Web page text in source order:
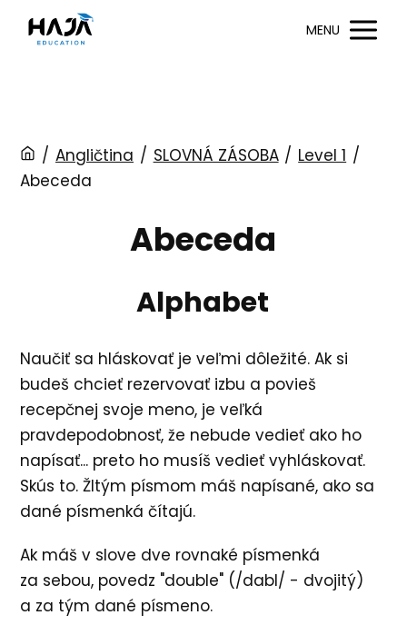
MENU
/ Angličtina / SLOVNÁ ZÁSOBA / Level 1 /
Abeceda
Abeceda
Alphabet
Naučiť sa hláskovať je veľmi dôležité. Ak si
budeš chcieť rezervovať izbu a povieš
recepčnej svoje meno, je veľká
pravdepodobnosť, že nebude vedieť ako ho
napísať... preto ho musíš vedieť vyhláskovať.
Skús to. Žltým písmom máš napísané, ako sa
dané písmenká čítajú.
Ak máš v slove dve rovnaké písmenká
za sebou, povedz "double" (/dabl/ - dvojitý)
a za tým dané písmeno.